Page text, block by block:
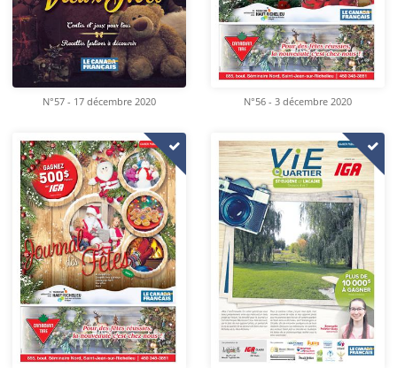
N°57 - 17 décembre 2020 N°56 - 3 décembre 2020